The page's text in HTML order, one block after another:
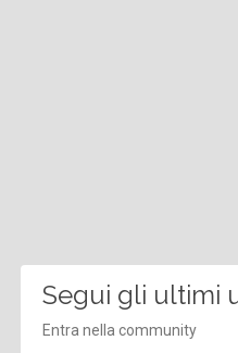
Segui gli ultimi
Entra nella community